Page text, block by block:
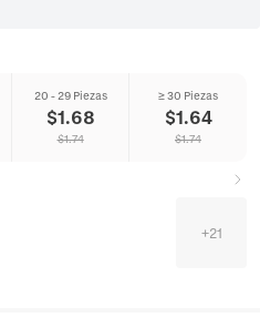
20 - 29 Piezas
$1.68
$1.74
≥ 30 Piezas
$1.64
$1.74
+21